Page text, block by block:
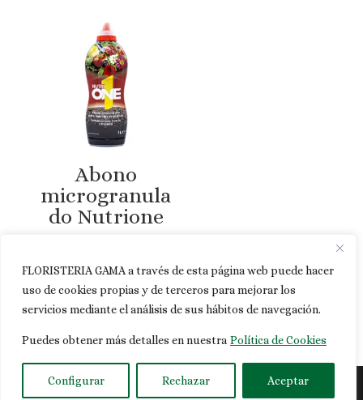
FLORISTERIA GAMA a través de esta página web puede hacer
uso de cookies propias y de terceros para mejorar los
servicios mediante el análisis de sus hábitos de navegación.
Puedes obtener más detalles en nuestra Política de Cookies
Configurar Rechazar Aceptar
Abono
microgranula
do Nutrione
Diseñado por Lusan Publicidad y Páginas Web